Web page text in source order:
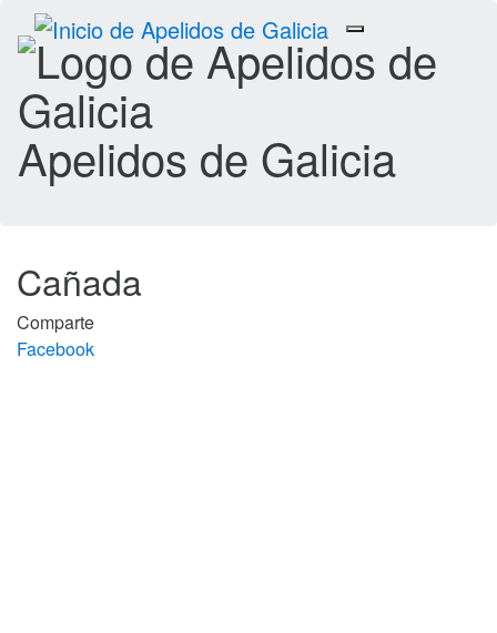
Toggle
navigation
Apelidos de Galicia
Cañada
Comparte
Facebook